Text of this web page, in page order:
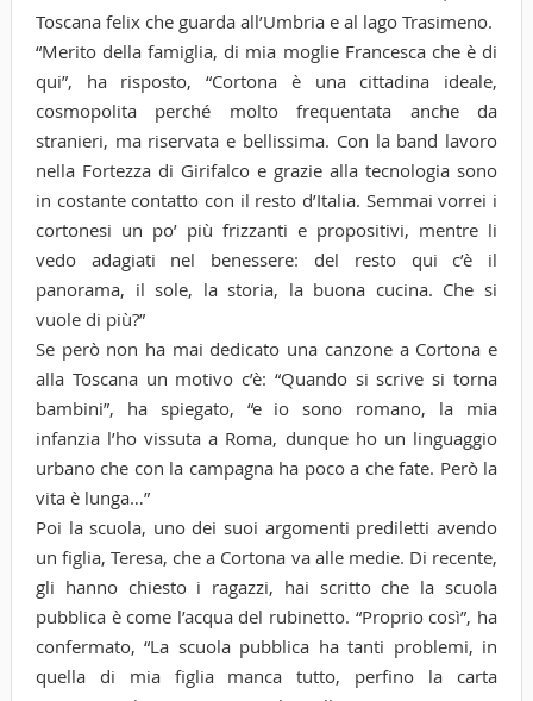
Toscana felix che guarda all’Umbria e al lago Trasimeno.
“Merito della famiglia, di mia moglie Francesca che è di
qui”, ha risposto, “Cortona è una cittadina ideale,
cosmopolita perché molto frequentata anche da
stranieri, ma riservata e bellissima. Con la band lavoro
nella Fortezza di Girifalco e grazie alla tecnologia sono
in costante contatto con il resto d’Italia. Semmai vorrei i
cortonesi un po’ più frizzanti e propositivi, mentre li
vedo adagiati nel benessere: del resto qui c’è il
panorama, il sole, la storia, la buona cucina. Che si
vuole di più?”
Se però non ha mai dedicato una canzone a Cortona e
alla Toscana un motivo c’è: “Quando si scrive si torna
bambini”, ha spiegato, “e io sono romano, la mia
infanzia l’ho vissuta a Roma, dunque ho un linguaggio
urbano che con la campagna ha poco a che fate. Però la
vita è lunga…”
Poi la scuola, uno dei suoi argomenti prediletti avendo
un figlia, Teresa, che a Cortona va alle medie. Di recente,
gli hanno chiesto i ragazzi, hai scritto che la scuola
pubblica è come l’acqua del rubinetto. “Proprio così”, ha
confermato, “La scuola pubblica ha tanti problemi, in
quella di mia figlia manca tutto, perfino la carta